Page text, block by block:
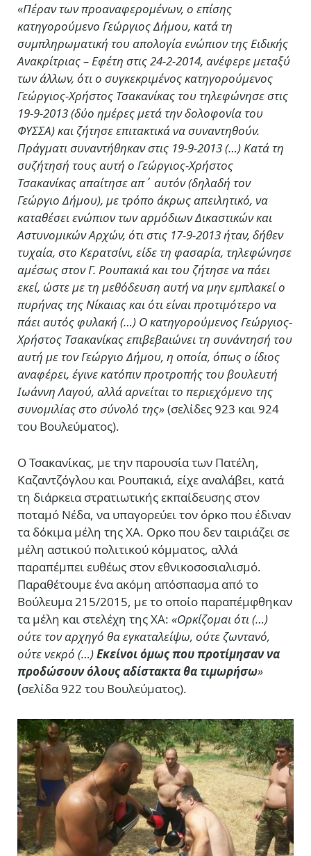
«Πέραν των προαναφερομένων, ο επίσης
κατηγορούμενο Γεώργιος Δήμου, κατά τη
συμπληρωματική του απολογία ενώπιον της Ειδικής
Ανακρίτριας – Εφέτη στις 24-2-2014, ανέφερε μεταξύ
των άλλων, ότι ο συγκεκριμένος κατηγορούμενος
Γεώργιος-Χρήστος Τσακανίκας του τηλεφώνησε στις
19-9-2013 (δύο ημέρες μετά την δολοφονία του
ΦΥΣΣΑ) και ζήτησε επιτακτικά να συναντηθούν.
Πράγματι συναντήθηκαν στις 19-9-2013 (…) Κατά τη
συζήτησή τους αυτή ο Γεώργιος-Χρήστος
Τσακανίκας απαίτησε απ΄ αυτόν (δηλαδή τον
Γεώργιο Δήμου), με τρόπο άκρως απειλητικό, να
καταθέσει ενώπιον των αρμόδιων Δικαστικών και
Αστυνομικών Αρχών, ότι στις 17-9-2013 ήταν, δήθεν
τυχαία, στο Κερατσίνι, είδε τη φασαρία, τηλεφώνησε
αμέσως στον Γ. Ρουπακιά και του ζήτησε να πάει
εκεί, ώστε με τη μεθόδευση αυτή να μην εμπλακεί ο
πυρήνας της Νίκαιας και ότι είναι προτιμότερο να
πάει αυτός φυλακή (…) Ο κατηγορούμενος Γεώργιος-
Χρήστος Τσακανίκας επιβεβαιώνει τη συνάντησή του
αυτή με τον Γεώργιο Δήμου, η οποία, όπως ο ίδιος
αναφέρει, έγινε κατόπιν προτροπής του βουλευτή
Ιωάννη Λαγού, αλλά αρνείται το περιεχόμενο της
συνομιλίας στο σύνολό της»(σελίδες 923 και 924
του Βουλεύματος).
Ο Τσακανίκας, με την παρουσία των Πατέλη,
Καζαντζόγλου και Ρουπακιά, είχε αναλάβει, κατά
τη διάρκεια στρατιωτικής εκπαίδευσης στον
ποταμό Νέδα, να υπαγορεύει τον όρκο που έδιναν
τα δόκιμα μέλη της ΧΑ. Ορκο που δεν ταιριάζει σε
μέλη αστικού πολιτικού κόμματος, αλλά
παραπέμπει ευθέως στον εθνικοσοσιαλισμό.
Παραθέτουμε ένα ακόμη απόσπασμα από το
Βούλευμα 215/2015, με το οποίο παραπέμφθηκαν
τα μέλη και στελέχη της ΧΑ: «Ορκίζομαι ότι (…)
ούτε τον αρχηγό θα εγκαταλείψω, ούτε ζωντανό,
ούτε νεκρό (…)Εκείνοι όμως που προτίμησαν να
προδώσουν όλους αδίστακτα θα τιμωρήσω»
(σελίδα 922 του Βουλεύματος).